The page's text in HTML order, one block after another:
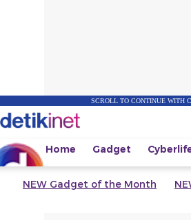
SCROLL TO CONTINUE WITH
Home Gadget
NEW Gadget of the Month